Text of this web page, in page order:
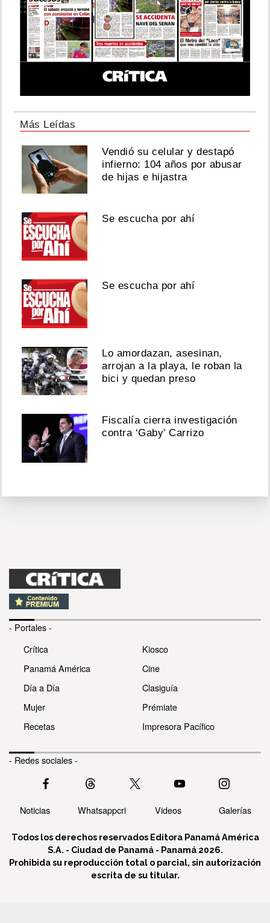
Más Leídas
Vendió su celular y destapó
infierno: 104 años por abusar
de hijas e hijastra
Se escucha por ahí
Se escucha por ahí
Lo amordazan, asesinan,
arrojan a la playa, le roban la
bici y quedan preso
Fiscalía cierra investigación
contra ‘Gaby’ Carrizo
- Portales -
Crítica
Panamá América
Día a Día
Mujer
Recetas
Kiosco
Cine
Clasiguía
Prémiate
Impresora Pacífico
- Redes sociales -
Noticias Whatsappcri Videos Galerías
Todos los derechos reservados Editora Panamá América
S.A. - Ciudad de Panamá - Panamá 2026.
Prohibida su reproducción total o parcial, sin autorización
escrita de su titular.